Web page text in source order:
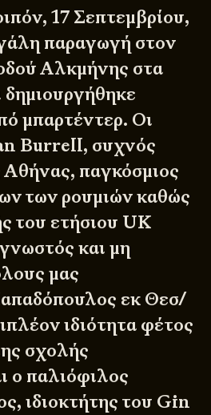
17 Σεπτεμβρίου,
παραγωγή στον
Αλκμήνης στα
μπαρτέντερ. Οι
Burrell, συχνός
Αθήνας, παγκόσμιος
των ρουμιών καθώς
του ετήσιου UK
και μη
μας
εκ Θεσ/
ιδιότητα φέτος
σχολής
ο παλιόφιλος
ιδιοκτήτης του Gin